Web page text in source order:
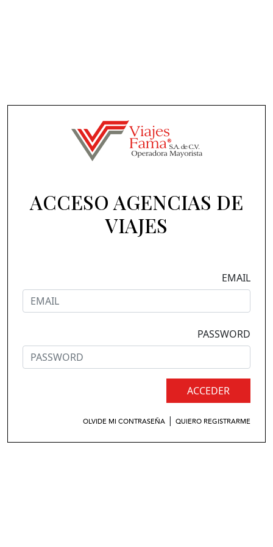
ACCESO AGENCIAS DE
VIAJES
EMAIL
PASSWORD
ACCEDER
OLVIDE MI CONTRASEÑA | QUIERO REGISTRARME